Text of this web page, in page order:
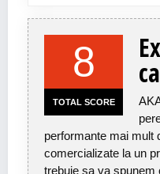
8
TOTAL SCORE
performante mai mult
comercializate la un
trebuie sa va spunem